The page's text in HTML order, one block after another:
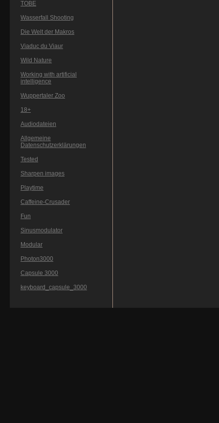
TOBE
Wasserfall Shooting
Die Welt der Makros
Viaduc du Viaur
Wild Nature
Working with artificial
intelligence
Wuppertaler Zoo
18+
Audiodateien
Allgemeine
Datenschutzerklärungen
Tested
Sharpen images
Playtime
Caffeine-Crusader
Fun
Sinusmodulator
Modular
Photon3000
Capsule 3000
keyboard_capsule_3000